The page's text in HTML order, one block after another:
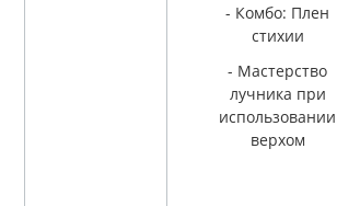
- Комбо: Плен
стихии
- Мастерство
лучника при
использовании
верхом